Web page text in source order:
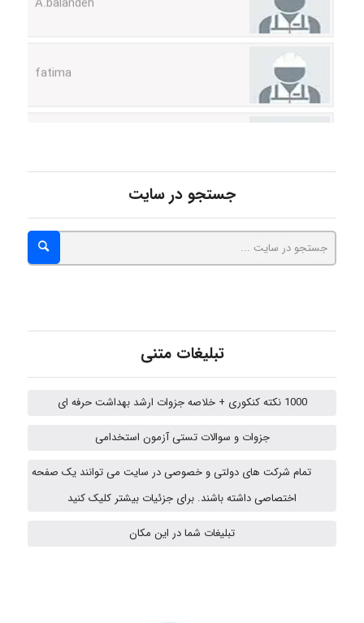
Poubakhtiari
Alirez0990
hosein abdolvand
Kati
جستجو در سایت
تبلیغات متنی
1000 نکته کنکوری + خلاصه جزوات ارشد بهداشت حرفه ای
جزوات و سوالات تستی آزمون استخدامی
تمام شرکت های دولتی و خصوصی در سایت می توانند یک صفحه
اختصاصی داشته باشند. برای جزئیات بیشتر کلیک کنید
تبلیغات شما در این مکان